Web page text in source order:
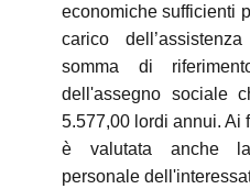
economiche sufficienti
carico
somma di
dell'assegno sociale
5.577,00 lordi annui. Ai
è valutata anche la
personale